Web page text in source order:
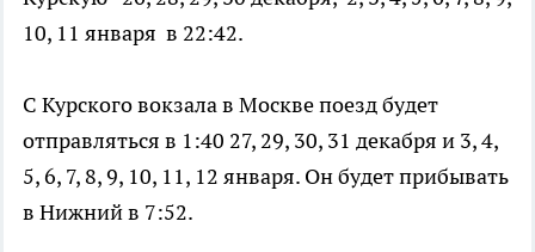
10, 11 января в 22:42.
С Курского вокзала в Москве поезд будет
отправляться в 1:40 27, 29, 30, 31 декабря и 3, 4,
5, 6, 7, 8, 9, 10, 11, 12 января. Он будет прибывать
в Нижний в 7:52.